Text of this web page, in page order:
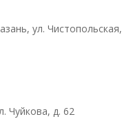
ул.
Чуйкова, д. 62